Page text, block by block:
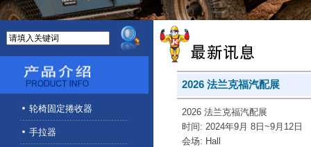
轮椅固定捲收器
手拉器
2026 法兰克福汽配展
2026 法兰克福汽配展
时间: 2024年9月 8日~9月12日
会场: Hall